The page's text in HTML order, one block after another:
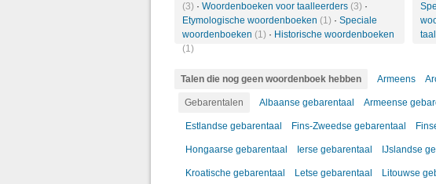
(3) · Woordenboeken voor taalleerders (3) ·
Etymologische woordenboeken (1) · Speciale
woordenboeken (1) · Historische woordenboeken
(1)
Talen die nog geen woordenboek hebben Armeens
Gebarentalen Albaanse gebarentaal Armeense
Estlandse gebarentaal Fins-Zweedse gebarentaal
Hongaarse gebarentaal Ierse gebarentaal IJslandse
Kroatische gebarentaal Letse gebarentaal Litouwse